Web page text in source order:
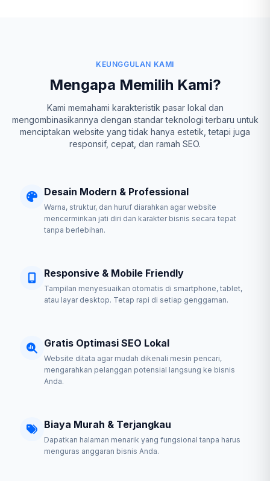
KEUNGGULAN KAMI
Mengapa Memilih Kami?
Kami memahami karakteristik pasar lokal dan
mengombinasikannya dengan standar teknologi terbaru untuk
menciptakan website yang tidak hanya estetik, tetapi juga
responsif, cepat, dan ramah SEO.
Desain Modern & Professional
Warna, struktur, dan huruf diarahkan agar website
mencerminkan jati diri dan karakter bisnis secara tepat
tanpa berlebihan.
Responsive & Mobile Friendly
Tampilan menyesuaikan otomatis di smartphone, tablet,
atau layar desktop. Tetap rapi di setiap genggaman.
Gratis Optimasi SEO Lokal
Website ditata agar mudah dikenali mesin pencari,
mengarahkan pelanggan potensial langsung ke bisnis
Anda.
Biaya Murah & Terjangkau
Dapatkan halaman menarik yang fungsional tanpa harus
menguras anggaran bisnis Anda.